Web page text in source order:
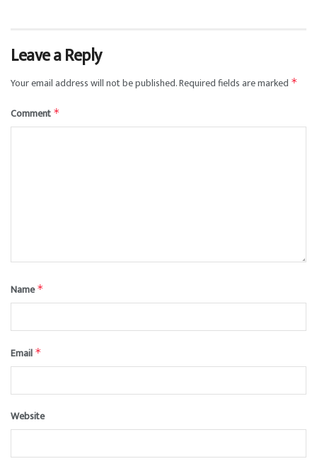
Leave a Reply
Your email address will not be published.Required fields are marked *
Comment *
Name*
Email *
Website